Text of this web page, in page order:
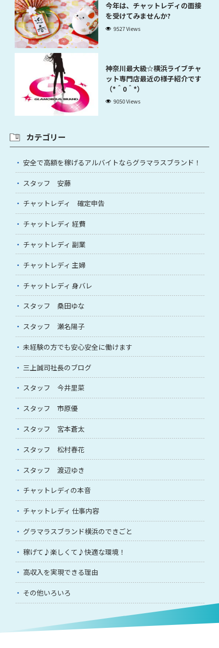
今年は、チャットレディの面接
を受けてみませんか?
9527 Views
神奈川最大級☆横浜ライブチャ
ット専門店最近の様子紹介です
（*＾0＾*）
9050 Views
カテゴリー
安全で高額を稼げるアルバイトならグラマラスブランド！
スタッフ 安藤
チャットレディ 確定申告
チャットレディ 経費
チャットレディ 副業
チャットレディ 主婦
チャットレディ 身バレ
スタッフ 桑田ゆな
スタッフ 瀬名陽子
未経験の方でも安心安全に働けます
三上誠司社長のブログ
スタッフ 今井里菜
スタッフ 市原優
スタッフ 宮本蒼太
スタッフ 松村春花
スタッフ 渡辺ゆき
チャットレディの本音
チャットレディ 仕事内容
グラマラスブランド横浜のできごと
稼げて♪楽しくて♪快適な環境！
高収入を実現できる理由
その他いろいろ